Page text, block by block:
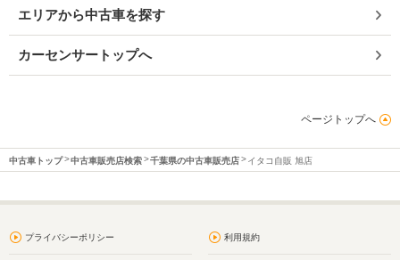
エリアから中古車を探す
カーセンサートップへ
ページトップへ
中古車トップ 中古車販売店検索 千葉県の中古車販売店 イタコ自販 旭店
プライバシーポリシー 利用規約